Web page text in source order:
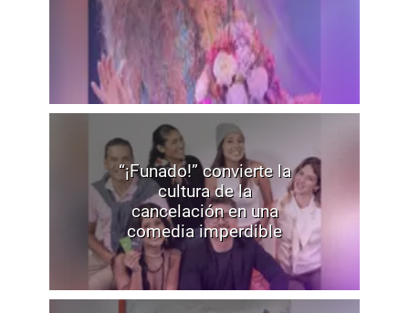
“¡Funado!” convierte la
cultura de la
cancelación en una
comedia imperdible